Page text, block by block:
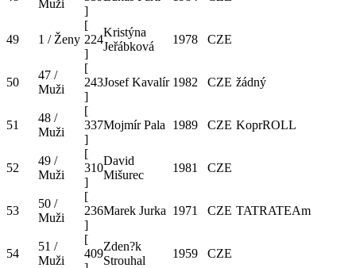
Muži
]
49 1 / Ženy
[
224
]
Kristýna
Jeřábková
1978 CZE
50
47 /
Muži
[
243
]
Josef Kavalír 1982 CZE žádný
51
48 /
Muži
[
337
]
Mojmír Pala 1989 CZE KoprROLL
52
49 /
Muži
[
310
]
David
Mišurec
1981 CZE
53
50 /
Muži
[
236
]
Marek Jurka 1971 CZE TATRATEAm
54
51 /
Muži
[
409
Zden?k
Strouhal
1959 CZE